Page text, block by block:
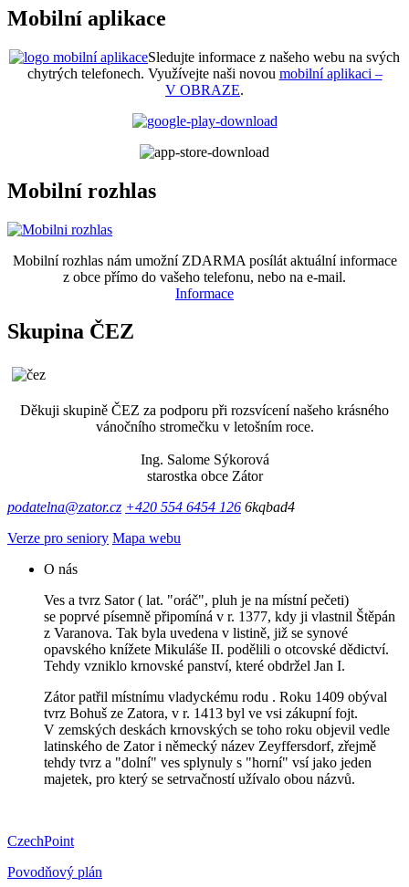
Mobilní aplikace
Sledujte informace z našeho webu na svých
chytrých telefonech. Využívejte naši novou mobilní aplikaci –
V OBRAZE.
Mobilní rozhlas
Mobilní rozhlas nám umožní ZDARMA posílát aktuální informace
z obce přímo do vašeho telefonu, nebo na e-mail.
Informace
Skupina ČEZ
Děkuji skupině ČEZ za podporu při rozsvícení našeho krásného
vánočního stromečku v letošním roce.
Ing. Salome Sýkorová
starostka obce Zátor
podatelna@zator.cz +420 554 6454 126 6kqbad4
Verze pro seniory Mapa webu
O nás
Ves a tvrz Sator ( lat. "oráč", pluh je na místní pečeti)
se poprvé písemně připomíná v r. 1377, kdy ji vlastnil Štěpán
z Varanova. Tak byla uvedena v listině, již se synové
opavského knížete Mikuláše II. podělili o otcovské dědictví.
Tehdy vzniklo krnovské panství, které obdržel Jan I.
Zátor patřil místnímu vladyckému rodu . Roku 1409 obýval
tvrz Bohuš ze Zatora, v r. 1413 byl ve vsi zákupní fojt.
V zemských deskách krnovských se toho roku objevil vedle
latinského de Zator i německý název Zeyffersdorf, zřejmě
tehdy tvrz a "dolní" ves splynuly s "horní" vsí jako jeden
majetek, pro který se setrvačností užívalo obou názvů.
CzechPoint
Povodňový plán